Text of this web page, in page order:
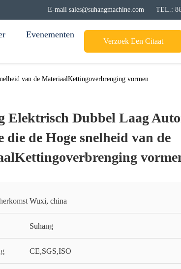
E-mail sales@suhangmachine.com TEL.:
Evenementen
Verzoek Een Citaat
van de MateriaalKettingoverbrenging vormen
Elektrisch Dubbel Laag
die de Hoge snelheid van de
Wuxi, china
Suhang
CE,SGS,ISO